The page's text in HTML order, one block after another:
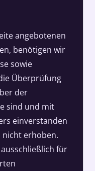
angebotenen
benötigen wir
sowie
Überprüfung
der
sind und mit
einverstanden
nicht erhoben.
für